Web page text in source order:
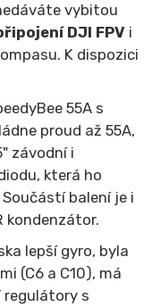
vybitou
DJI FPV i
K dispozici
55A s
proud až 55A,
závodní i
která ho
balení je i
kondenzátor.
lepší gyro, byla
(C6 a C10), má
regulátory s